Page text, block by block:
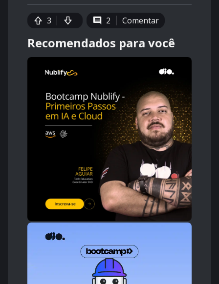
3 2 Comentar
Recomendados para você